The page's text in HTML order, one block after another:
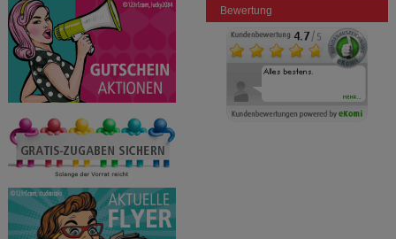
Bewertung